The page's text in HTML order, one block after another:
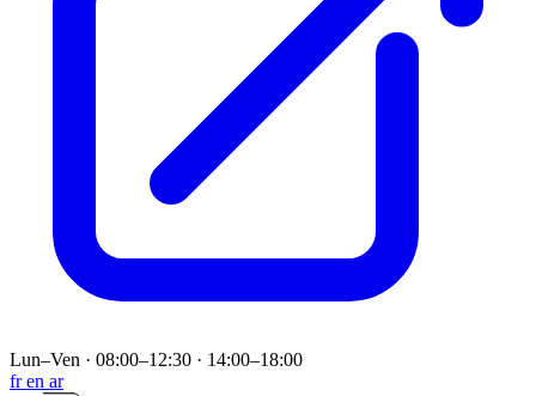
Lun–Ven · 08:00–12:30 · 14:00–18:00
fren ar